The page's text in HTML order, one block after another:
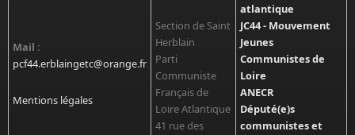
Mail :
pcf44.erblaingetc@orange.fr
Mentions légales
Section de Saint
Herblain
Parti
Communiste
Français de
Loire Atlantique
41 rue des
atlantique
JC44 - Mouvement
Jeunes
Communistes de
Loire
ANECR
Député(e)s
communistes et